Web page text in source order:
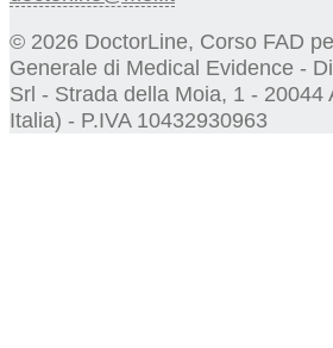
© 2026 DoctorLine, Corso FAD
Generale di Medical Evidence -
Srl - Strada della Moia, 1 - 20044
Italia) - P.IVA 10432930963